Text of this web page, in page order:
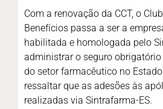
Com a renovação da CCT, o
Benefícios passa a ser a
habilitada e homologada pelo
administrar o seguro
do setor farmacêutico no
ressaltar que as adesões às
realizadas via Sintrafarma-ES.